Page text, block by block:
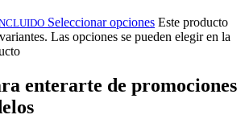
Seleccionar opciones Este producto
Las opciones se pueden elegir en la
enterarte de promociones